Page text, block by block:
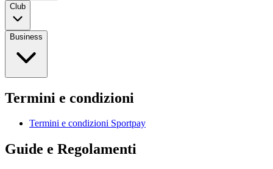
Club
Business
Termini e condizioni
Termini e condizioni Sportpay
Guide e Regolamenti